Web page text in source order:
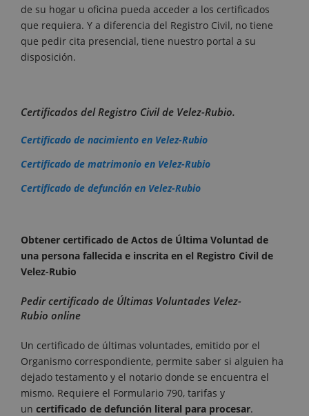
de su hogar u oficina pueda acceder a los certificados
que requiera. Y a diferencia del Registro Civil, no tiene
que pedir cita presencial, tiene nuestro portal a su
disposición.
Certificados del Registro Civil de Velez-Rubio.
Certificado de nacimiento en Velez-Rubio
Certificado de matrimonio en Velez-Rubio
Certificado de defunción en Velez-Rubio
Obtener certificado de Actos de Última Voluntad de
una persona fallecida e inscrita en el Registro Civil de
Velez-Rubio
Pedir certificado de Últimas Voluntades Velez-
Rubio online
Un certificado de últimas voluntades, emitido por el
Organismo correspondiente, permite saber si alguien ha
dejado testamento y el notario donde se encuentra el
mismo. Requiere el Formulario 790, tarifas y
un certificado de defunción literal para procesar.